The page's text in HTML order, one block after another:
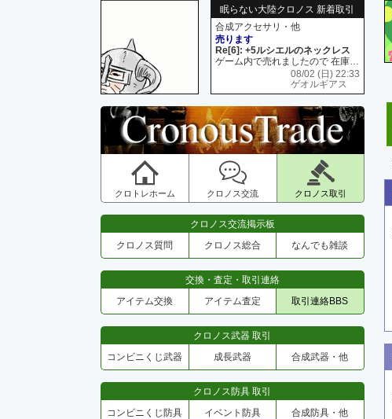
眠らない大陸クロノス 新着取引
合成アクセサリ・他
売ります
Re[6]: +5ルシエルのネックレス
ゲーム内で売れましたので 在庫がネク1 リング4 となります リングのお値段は80G といたします
08/02 (日) 22:33
ゲオルギアス
クロトレホーム クロノス交流 クロノス取引
クロノス交流掲示板
クロノス質問
クロノス総合 なんでも雑談
交換・査定・取引連絡
アイテム交換
アイテム査定 取引連絡BBS
クロノス武器 取引
コンビニくじ武器
成長武器 合成武器・他
クロノス防具 取引
コンビニくじ防具
イベント防具 合成防具・他